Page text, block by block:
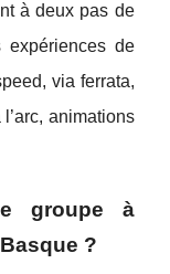
à deux pas de
expériences de
via ferrata,
animations
groupe à
?